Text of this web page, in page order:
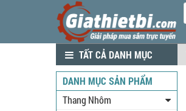
TẤT CẢ DANH MỤC
DANH MỤC SẢN PHẨM
Thang Nhôm